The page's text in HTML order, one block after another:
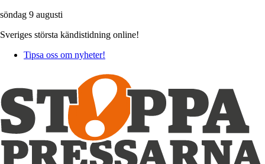
söndag 9 augusti
Sveriges största kändistidning online!
Tipsa oss om nyheter!